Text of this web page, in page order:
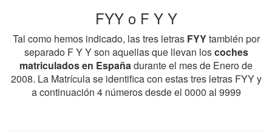
FYY o F Y Y
Tal como hemos indicado, las tres letras FYYtambién por
separado F Y Y son aquellas que llevan loscoches
matriculados en Españadurante el mes de Enero de
2008. La Matrícula se identifica con estas tres letras FYY y
a continuación 4 números desde el 0000 al 9999